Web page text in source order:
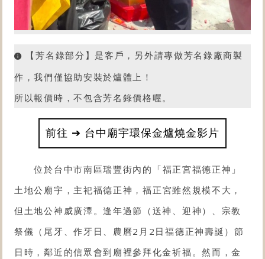
【芳名錄部分】是客戶，另外請專做芳名錄廠商製
作，我們僅協助安裝於爐體上！
所以報價時，不包含芳名錄價格喔。
前往 ➔ 台中廟宇環保金爐燒金影片
位於台中市南區瑞豐街內的「福正宮福德正神 」
土地公廟宇，主祀福德正神 ，福正宮雖然規模不大，
但土地公神威廣澤。逢年過節（送神、迎神）、宗教
祭儀（尾牙、作牙日、農曆2月2日福德正神壽誕）節
日時，鄰近的信眾會到廟裡參拜化金祈福。然而，金